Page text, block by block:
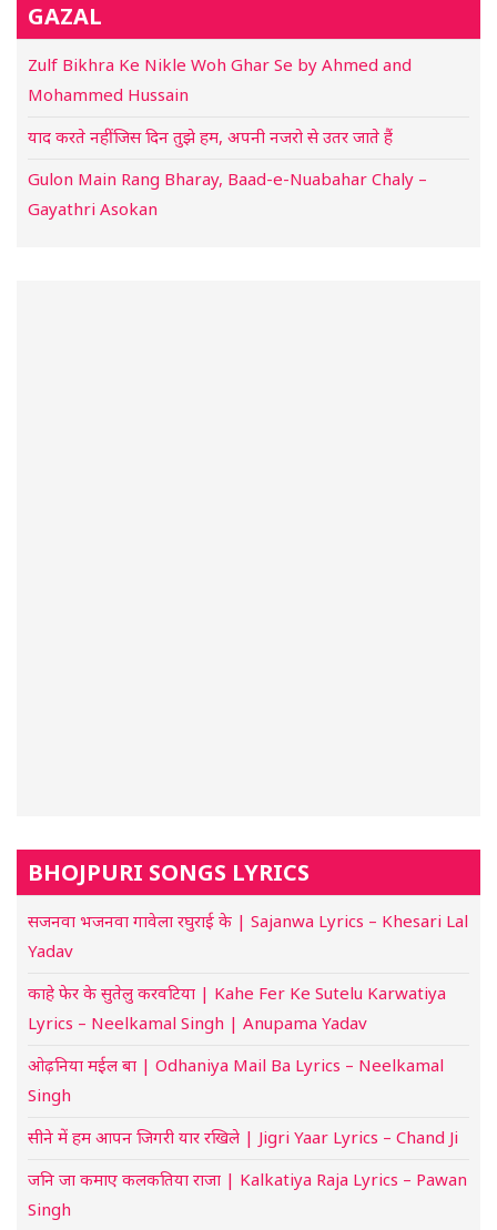
GAZAL
Zulf Bikhra Ke Nikle Woh Ghar Se by Ahmed and
Mohammed Hussain
याद करते नहीं जिस दिन तुझे हम, अपनी नजरो से उतर जाते हैं
Gulon Main Rang Bharay, Baad-e-Nuabahar Chaly –
Gayathri Asokan
BHOJPURI SONGS LYRICS
सजनवा भजनवा गावेला रघुराई के | Sajanwa Lyrics – Khesari Lal
Yadav
काहे फेर के सुतेलु करवटिया | Kahe Fer Ke Sutelu Karwatiya
Lyrics – Neelkamal Singh | Anupama Yadav
ओढ़निया मईल बा | Odhaniya Mail Ba Lyrics – Neelkamal
Singh
सीने में हम आपन जिगरी यार रखिले | Jigri Yaar Lyrics – Chand Ji
जनि जा कमाए कलकतिया राजा | Kalkatiya Raja Lyrics – Pawan
Singh